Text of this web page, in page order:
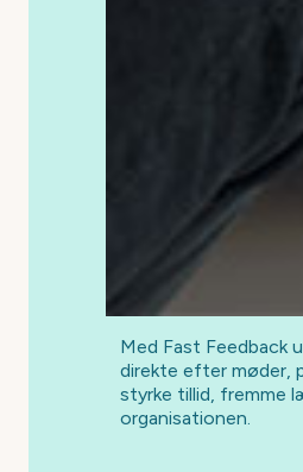
Med Fast Feedback
direkte efter møder,
styrke tillid, fremme
organisationen.